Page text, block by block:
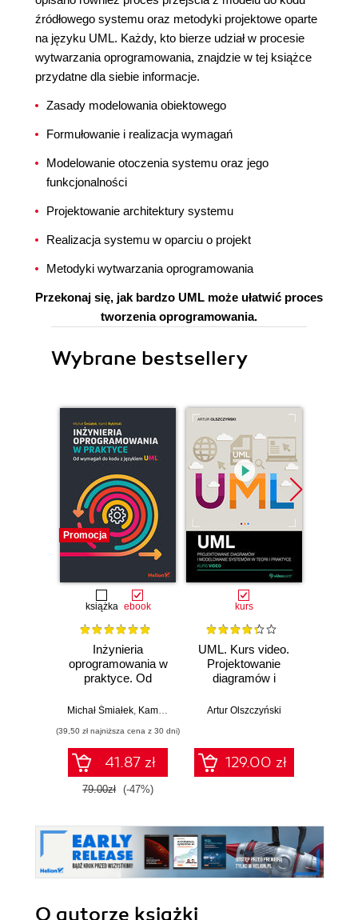
źródłowego systemu oraz metodyki projektowe oparte
na języku UML. Każdy, kto bierze udział w procesie
wytwarzania oprogramowania, znajdzie w tej książce
przydatne dla siebie informacje.
Zasady modelowania obiektowego
Formułowanie i realizacja wymagań
Modelowanie otoczenia systemu oraz jego
funkcjonalności
Projektowanie architektury systemu
Realizacja systemu w oparciu o projekt
Metodyki wytwarzania oprogramowania
Przekonaj się, jak bardzo UML może ułatwić proces
tworzenia oprogramowania.
Wybrane bestsellery
Promocja
książka ebook
Inżynieria
oprogramowania w
praktyce. Od
z językiem UML
Michał Śmiałek Kamil Rybiński
(39,50 zł najniższa cena z 30 dni)
41.87 zł
79.00zł (-47%)
kurs
UML. Kurs video.
Projektowanie
diagramów i
systemów w teorii i
Artur Olszczyński
129.00 zł
O autorze książki